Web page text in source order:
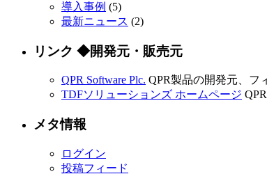
導入事例 (5)
最新ニュース (2)
リンク ◆開発元・販売元
QPR Software Plc. QPR製品の開発元、フ
TDFソリューションズ ホームページ
メタ情報
ログイン
投稿フィード